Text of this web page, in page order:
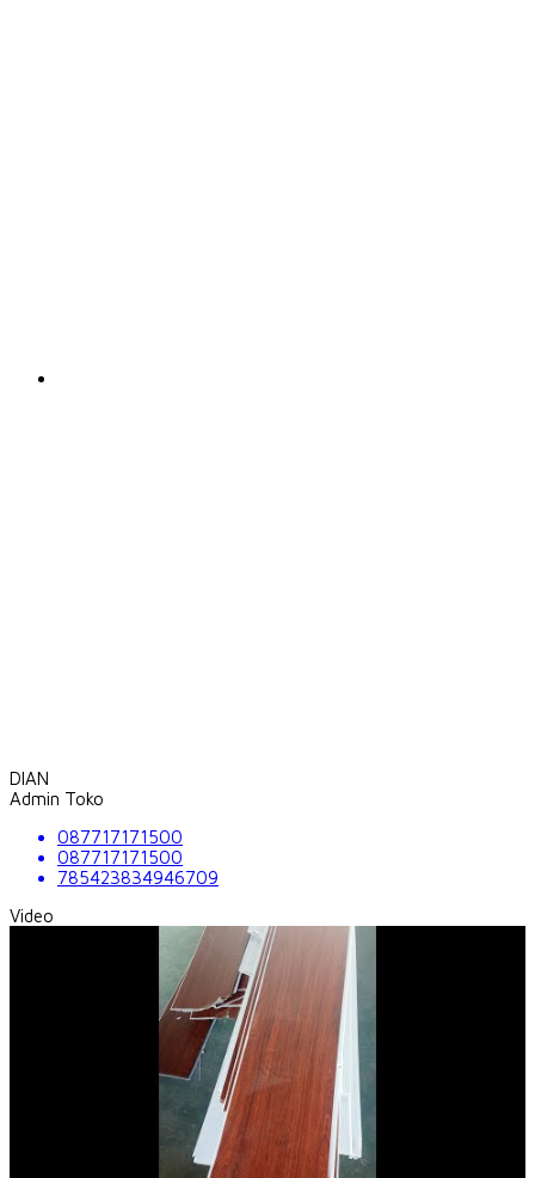
DIAN
Admin Toko
087717171500
087717171500
785423834946709
Video